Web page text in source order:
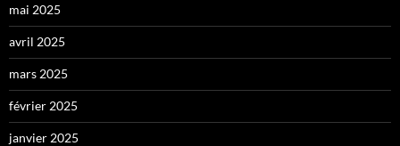
mai 2025
avril 2025
mars 2025
février 2025
janvier 2025